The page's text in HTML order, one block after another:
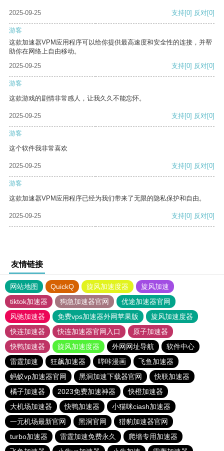
2025-09-25 支持[0] 反对[0]
游客
这款加速器VPM应用程序可以给你提供最高速度和安全性的连接，并帮
助你在网络上自由移动。
2025-09-25
支持[0] 反对[0]
游客
这款游戏的剧情非常感人，让我久久不能忘怀。
2025-09-25 支持[0] 反对[0]
游客
这个软件我非常喜欢
2025-09-25 支持[0] 反对[0]
游客
这款加速器VPM应用程序已经为我们带来了无限的隐私保护和自由。
2025-09-25 支持[0] 反对[0]
友情链接
网站地图 QuickQ 旋风加速度器
旋风加速
tiktok加速器
狗急加速器官网
优途加速器官网
风驰加速器
免费vps加速器外网苹果版
旋风加速度器
快连加速器
快连加速器官网入口
原子加速器
快鸭加速器
旋风加速度器 外网网址导航
软件中心
雷霆加速
狂飙加速器 哔咔漫画
飞鱼加速器
蚂蚁vp加速器官网
黑洞加速下载器官网
快联加速器
橘子加速器
2023免费加速神器
快橙加速器
大机场加速器
快鸭加速器
小猫咪ciash加速器
一元机场最新官网
黑洞官网
猎豹加速器官网
turbo加速器
雷霆加速免费永久
爬墙专用加速器